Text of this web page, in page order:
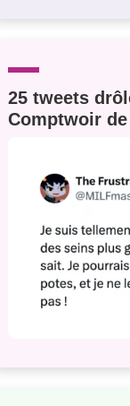
25 tweets
Comptwoir